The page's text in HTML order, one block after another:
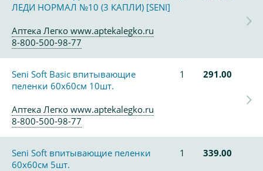
ЛЕДИ НОРМАЛ №10 (3 КАПЛИ) [SENI]
Аптека Легко www.aptekalegko.ru
8-800-500-98-77
Seni Soft Basic впитывающие
пеленки 60х60см 10шт.
1 291.00
Аптека Легко www.aptekalegko.ru
8-800-500-98-77
Seni Soft впитывающие пеленки
60х60см 5шт.
1 339.00